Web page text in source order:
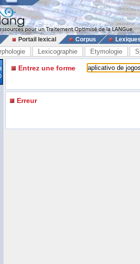
Portail lexical Corpus
Lexicographie Etymologie
Entrez une forme
Erreur